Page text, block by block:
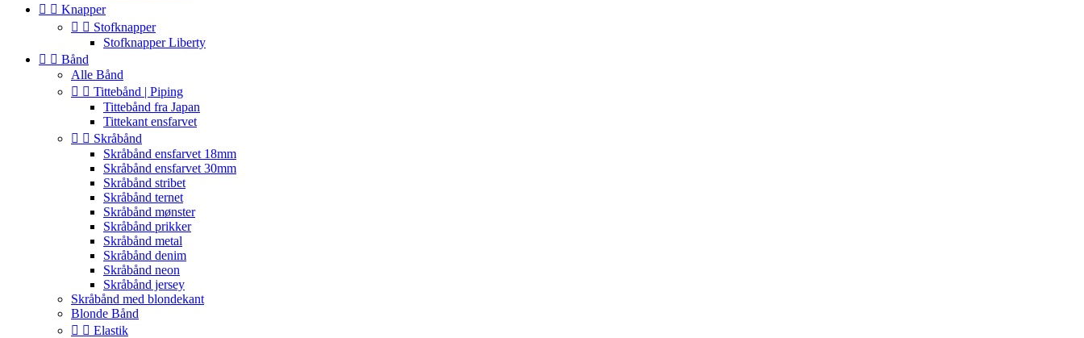
  Knapper
  Stofknapper
Stofknapper Liberty
  Bånd
Alle Bånd
  Tittebånd | Piping
Tittebånd fra Japan
Tittekant ensfarvet
  Skråbånd
Skråbånd ensfarvet 18mm
Skråbånd ensfarvet 30mm
Skråbånd stribet
Skråbånd ternet
Skråbånd mønster
Skråbånd prikker
Skråbånd metal
Skråbånd denim
Skråbånd neon
Skråbånd jersey
Skråbånd med blondekant
Blonde Bånd
  Elastik